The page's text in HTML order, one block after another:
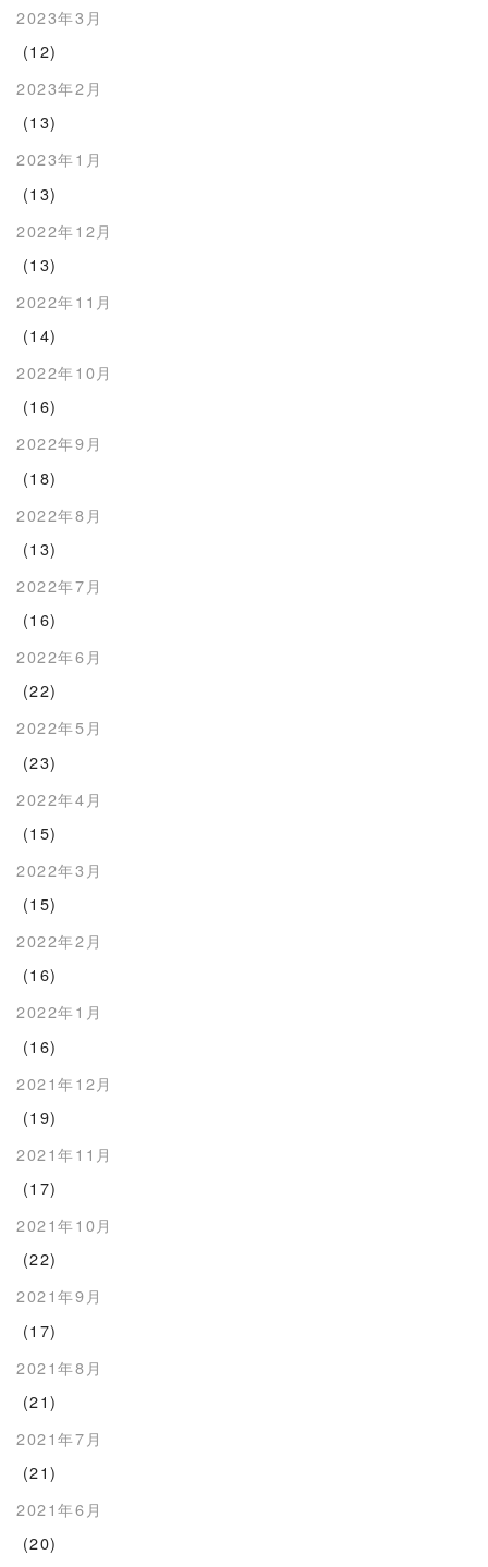
2023年3月
(12)
2023年2月
(13)
2023年1月
(13)
2022年12月
(13)
2022年11月
(14)
2022年10月
(16)
2022年9月
(18)
2022年8月
(13)
2022年7月
(16)
2022年6月
(22)
2022年5月
(23)
2022年4月
(15)
2022年3月
(15)
2022年2月
(16)
2022年1月
(16)
2021年12月
(19)
2021年11月
(17)
2021年10月
(22)
2021年9月
(17)
2021年8月
(21)
2021年7月
(21)
2021年6月
(20)